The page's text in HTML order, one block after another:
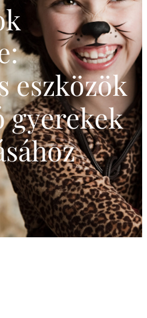
eszközök
gyerekek